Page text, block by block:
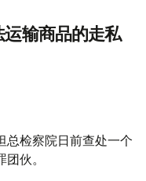
输商品的走私
总检察院日前查处一个
伙。